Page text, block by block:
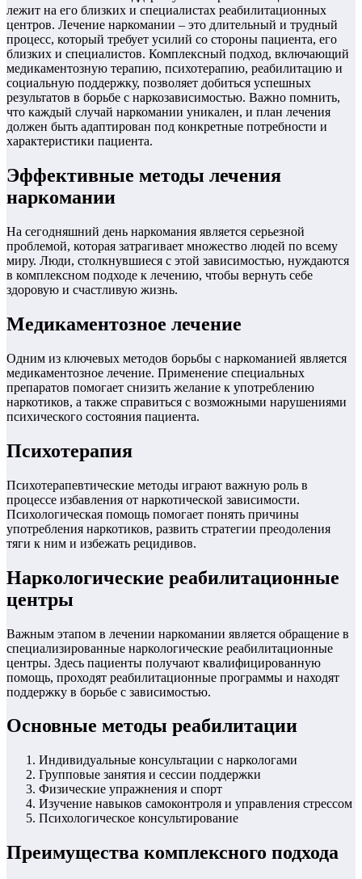
лежит на его близких и специалистах реабилитационных
центров. Лечение наркомании – это длительный и трудный
процесс, который требует усилий со стороны пациента, его
близких и специалистов. Комплексный подход, включающий
медикаментозную терапию, психотерапию, реабилитацию и
социальную поддержку, позволяет добиться успешных
результатов в борьбе с наркозависимостью. Важно помнить,
что каждый случай наркомании уникален, и план лечения
должен быть адаптирован под конкретные потребности и
характеристики пациента.
Эффективные методы лечения
наркомании
На сегодняшний день наркомания является серьезной
проблемой, которая затрагивает множество людей по всему
миру. Люди, столкнувшиеся с этой зависимостью, нуждаются
в комплексном подходе к лечению, чтобы вернуть себе
здоровую и счастливую жизнь.
Медикаментозное лечение
Одним из ключевых методов борьбы с наркоманией является
медикаментозное лечение. Применение специальных
препаратов помогает снизить желание к употреблению
наркотиков, а также справиться с возможными нарушениями
психического состояния пациента.
Психотерапия
Психотерапевтические методы играют важную роль в
процессе избавления от наркотической зависимости.
Психологическая помощь помогает понять причины
употребления наркотиков, развить стратегии преодоления
тяги к ним и избежать рецидивов.
Наркологические реабилитационные
центры
Важным этапом в лечении наркомании является обращение в
специализированные наркологические реабилитационные
центры. Здесь пациенты получают квалифицированную
помощь, проходят реабилитационные программы и находят
поддержку в борьбе с зависимостью.
Основные методы реабилитации
Индивидуальные консультации с наркологами
Групповые занятия и сессии поддержки
Физические упражнения и спорт
Изучение навыков самоконтроля и управления стрессом
Психологическое консультирование
Преимущества комплексного подхода